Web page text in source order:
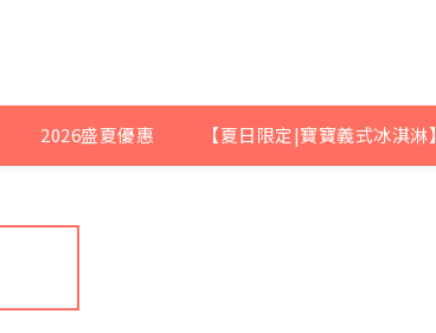
2026盛夏優惠 【夏日限定|寶寶義式冰淇淋】